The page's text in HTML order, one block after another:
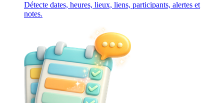
Détecte dates, heures, lieux, liens, participants, alertes et
notes.